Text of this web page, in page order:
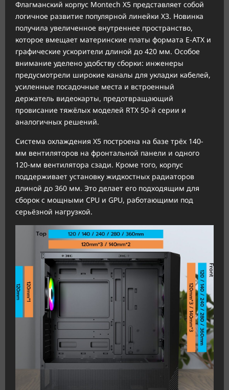
Флагманский корпус Montech X5 представляет собой
логичное развитие популярной линейки X3. Новинка
получила увеличенное внутреннее пространство,
которое вмещает материнские платы формата E-ATX и
графические ускорители длиной до 420 мм. Особое
внимание уделено удобству сборки: инженеры
предусмотрели широкие каналы для укладки кабелей,
усиленные посадочные места и встроенный
держатель видеокарты, предотвращающий
провисание тяжёлых моделей RTX 50-й серии и
аналогичных решений.
Система охлаждения X5 построена на базе трёх 140-
мм вентиляторов на фронтальной панели и одного
120-мм вентилятора сзади. Кроме того, корпус
поддерживает установку жидкостных радиаторов
длиной до 360 мм. Это делает его подходящим для
сборок с мощными CPU и GPU, работающими под
серьёзной нагрузкой.